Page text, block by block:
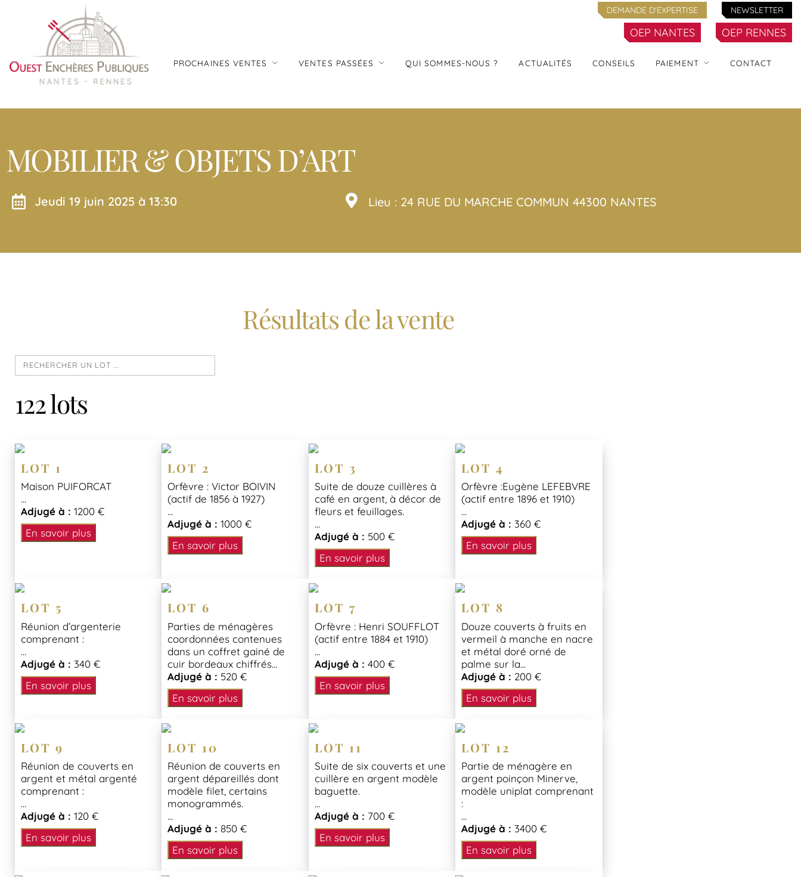
DEMANDE D'EXPERTISE NEWSLETTER
OEP NANTES OEP RENNES
PROCHAINES VENTES VENTES PASSÉES QUI SOMMES-NOUS ? ACTUALITÉS CONSEILS PAIEMENT CONTACT
MOBILIER & OBJETS D’ART
jeudi 19 juin 2025 à 13:30 Lieu : 24 RUE DU MARCHE COMMUN 44300 NANTES
Résultats de la vente
122 lots
LOT 1
Maison PUIFORCAT
...
Adjugé à : 1200 €
En savoir plus
LOT 2
Orfèvre : Victor BOIVIN
(actif de 1856 à 1927)
...
Adjugé à :1000 €
En savoir plus
LOT 3
Suite de douze cuillères à
café en argent, à décor de
fleurs et feuillages.
...
Adjugé à : 500 €
En savoir plus
LOT 4
Orfèvre :Eugène LEFEBVRE
(actif entre 1896 et 1910)
...
Adjugé à : 360 €
En savoir plus
LOT 5
Réunion d’argenterie
comprenant :
...
Adjugé à : 340 €
En savoir plus
LOT 6
Parties de ménagères
coordonnées contenues
dans un coffret gainé de
cuir bordeaux chiffrés...
Adjugé à : 520 €
En savoir plus
LOT 7
Orfèvre : Henri SOUFFLOT
(actif entre 1884 et 1910)
...
Adjugé à : 400 €
En savoir plus
LOT 8
Douze couverts à fruits en
vermeil à manche en nacre
et métal doré orné de
palme sur la...
Adjugé à : 200 €
En savoir plus
LOT 9
Réunion de couverts en
argent et métal argenté
comprenant :
...
Adjugé à : 120 €
En savoir plus
LOT 10
Réunion de couverts en
argent dépareillés dont
modèle filet, certains
monogrammés.
...
Adjugé à : 850 €
En savoir plus
LOT 11
Suite de six couverts et une
cuillère en argent modèle
baguette.
...
Adjugé à : 700 €
En savoir plus
LOT 12
Partie de ménagère en
argent poinçon Minerve,
modèle uniplat comprenant
:
...
Adjugé à : 3400 €
En savoir plus